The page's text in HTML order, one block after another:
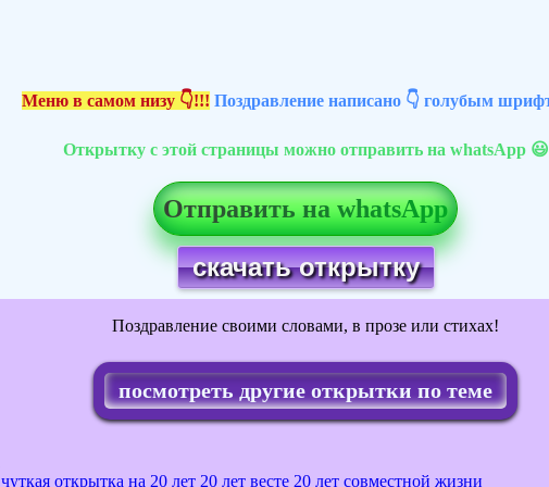
Меню в самом низу 👇!!! Поздравление написано 👇 голубым
Открытку с этой страницы можно отправить на whatsApp 😃
Отправить на whatsApp
скачать открытку
Поздравление своими словами, в прозе или стихах!
посмотреть другие открытки по теме
чуткая открытка на 20 лет 20 лет весте 20 лет совместной жизни